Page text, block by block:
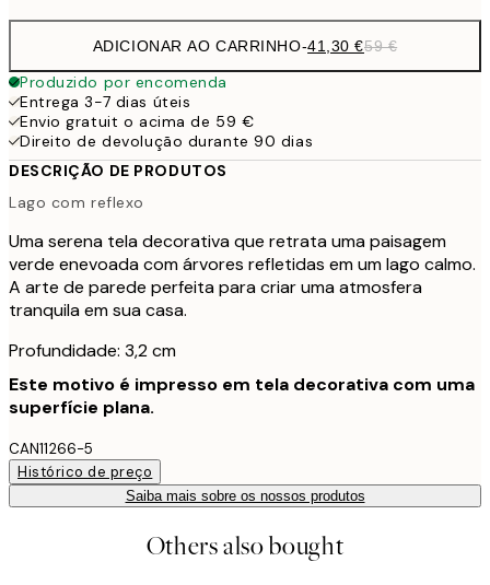
ADICIONAR AO CARRINHO-41,30 €59 €
Produzido por encomenda
Entrega 3-7 dias úteis
Envio gratuit o acima de 59 €
Direito de devolução durante 90 dias
DESCRIÇÃO DE PRODUTOS
Lago com reflexo
Uma serena tela decorativa que retrata uma paisagem
verde enevoada com árvores refletidas em um lago calmo.
A arte de parede perfeita para criar uma atmosfera
tranquila em sua casa.
Profundidade: 3,2 cm
Este motivo é impresso em tela decorativa com uma
superfície plana.
CAN11266-5
Histórico de preço
Saiba mais sobre os nossos produtos
Others also bought